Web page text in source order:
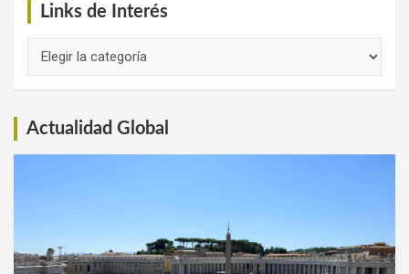
Links de Interés
Actualidad Global